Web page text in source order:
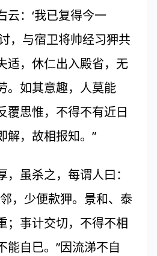
云：‘我已复得今一
，与宿卫将帅经习狎共
适，休仁出入殿省，无
。如其意趣，人莫能
覆思惟，不得不有近日
解，故相报知。”
虽杀之，每谓人曰：
，少便款狎。景和、泰
；事计交切，不得不相
能自巳。”因流涕不自